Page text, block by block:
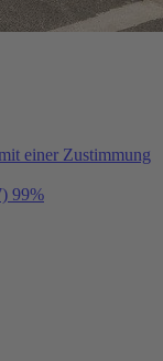
einer Zustimmung
99%